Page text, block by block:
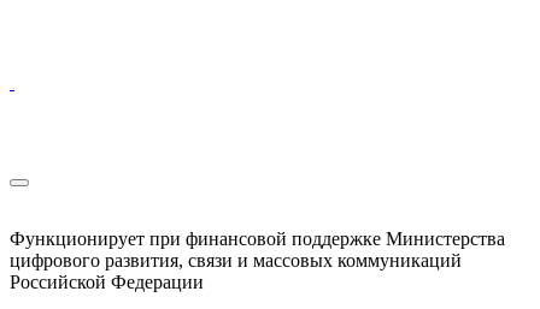
Функционирует при финансовой поддержке Министерства
цифрового развития, связи и массовых коммуникаций
Российской Федерации